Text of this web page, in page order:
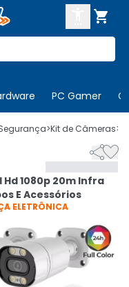

PC Gamer
>Kit de Câmeras>

1080p 20m Infra
E Acessórios
ELETRÔNICA